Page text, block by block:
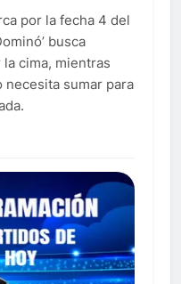
por la fecha 4 del
busca
cima, mientras
necesita sumar para